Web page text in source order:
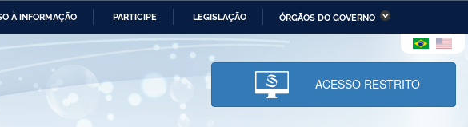
À INFORMAÇÃO PARTICIPE LEGISLAÇÃO ÓRGÃOS DO GOVERNO
Ministério da Economia Ministério da Infraestrutura
Ministério da Ciência,
Tecnologia, Inovações e
Comunicações
ACESSO RESTRITO